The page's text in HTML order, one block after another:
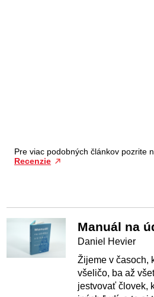
Pre viac podobných článkov pozrite
Recenzie
Manuál na
Daniel Hevier
Žijeme v časoch,
všeličo, ba až
jestvovať človek,